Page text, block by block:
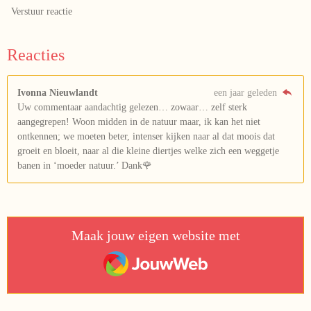
Verstuur reactie
Reacties
Ivonna Nieuwlandt
een jaar geleden
Uw commentaar aandachtig gelezen… zowaar… zelf sterk
aangegrepen! Woon midden in de natuur maar, ik kan het niet
ontkennen; we moeten beter, intenser kijken naar al dat moois dat
groeit en bloeit, naar al die kleine diertjes welke zich een weggetje
banen in ‘moeder natuur.’ Dank🌹
Maak jouw eigen website met
JouwWeb